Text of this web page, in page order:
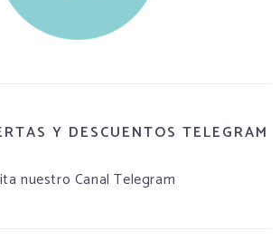
Y DESCUENTOS TELEGRAM
nuestro Canal Telegram